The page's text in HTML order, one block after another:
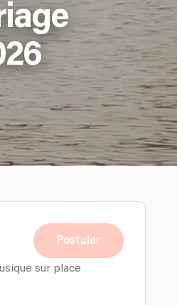
sur place
Postuler